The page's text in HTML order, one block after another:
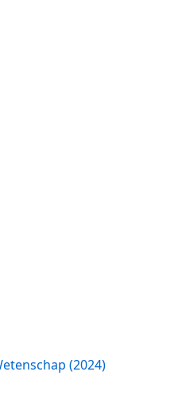
(2024)